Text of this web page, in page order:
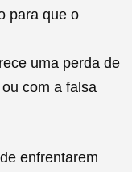
para que o
uma perda de
com a falsa
enfrentarem